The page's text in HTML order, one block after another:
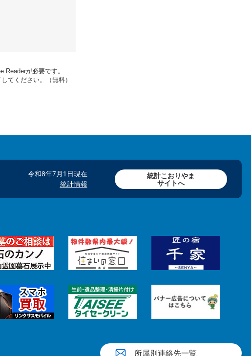
Readerが必要です。
てください。（無料）
令和8年7月1日現在
統計情報
統計こおりやま
サイトへ
所属別連絡先一覧